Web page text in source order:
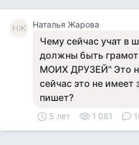
НЖ Наталья Жарова
Чему сейчас учат в
должны быть
МОИХ ДРУЗЕЙ" Это
сейчас это не имеет
пишет?
5 лет 1 081